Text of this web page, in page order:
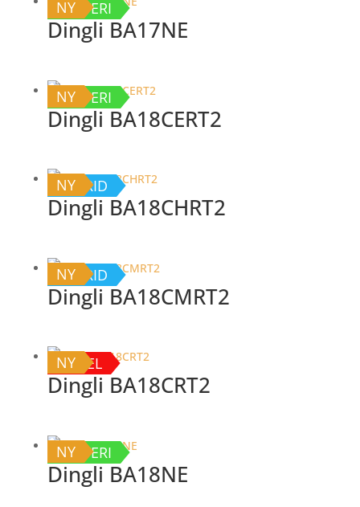
BATTERI
NY
Dingli BA17NE
BATTERI
NY
Dingli BA18CERT2
HYBRID
NY
Dingli BA18CHRT2
HYBRID
NY
Dingli BA18CMRT2
DIESEL
NY
Dingli BA18CRT2
BATTERI
NY
Dingli BA18NE